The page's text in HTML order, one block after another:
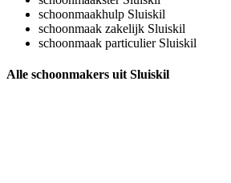
schoonmaakhulp Sluiskil
schoonmaak zakelijk Sluiskil
schoonmaak particulier Sluiskil
Alle schoonmakers uit Sluiskil